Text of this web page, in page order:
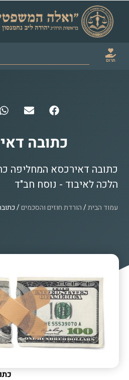
דאירכסא
המחליפה כתובה שנקרעה או
נוסח חב"ד
והסכמים/ כתובה דאירכסא